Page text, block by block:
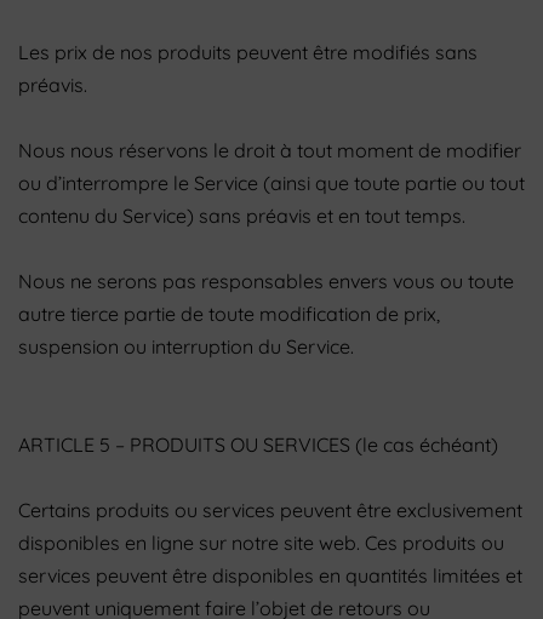
Les prix de nos produits peuvent être modifiés sans
préavis.
Nous nous réservons le droit à tout moment de modifier
ou d’interrompre le Service (ainsi que toute partie ou tout
contenu du Service) sans préavis et en tout temps.
Nous ne serons pas responsables envers vous ou toute
autre tierce partie de toute modification de prix,
suspension ou interruption du Service.
ARTICLE 5 – PRODUITS OU SERVICES (le cas échéant)
Certains produits ou services peuvent être exclusivement
disponibles en ligne sur notre site web. Ces produits ou
services peuvent être disponibles en quantités limitées et
peuvent uniquement faire l’objet de retours ou